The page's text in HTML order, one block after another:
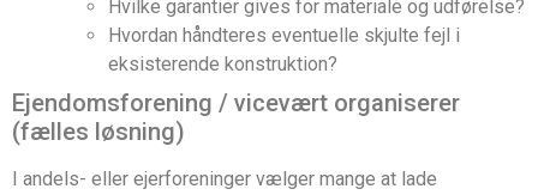
Hvilke garantier gives for materiale og udførelse?
Hvordan håndteres eventuelle skjulte fejl i
eksisterende konstruktion?
Ejendomsforening / vicevært organiserer
(fælles løsning)
I andels- eller ejerforeninger vælger mange at lade